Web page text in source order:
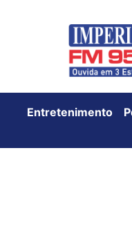
Entretenimento